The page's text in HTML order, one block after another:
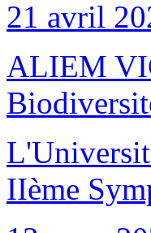
21 avril
ALIEM
IIème